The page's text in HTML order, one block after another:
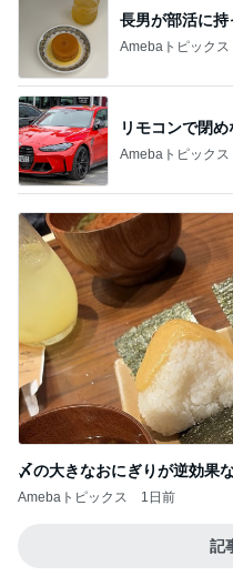
長男が部活に
Amebaトピックス
リモコンで閉
Amebaトピックス
〆の大きなおにぎりが逆効果
Amebaトピックス 1日前
記